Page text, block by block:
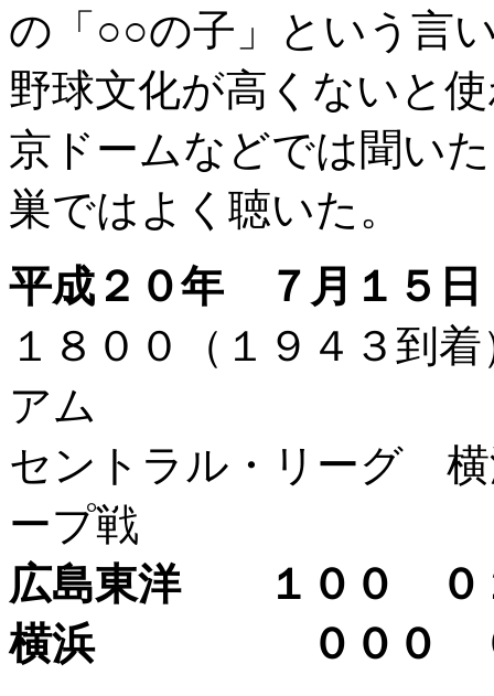
の「○○の子」という言
野球文化が高くないと
京ドームなどでは聞い
巣ではよく聴いた。
平成２０年 ７月１５日
１８００（１９４３
アム
セントラル・リーグ 横
ープ戦
広島東洋 １００
横浜 ０００